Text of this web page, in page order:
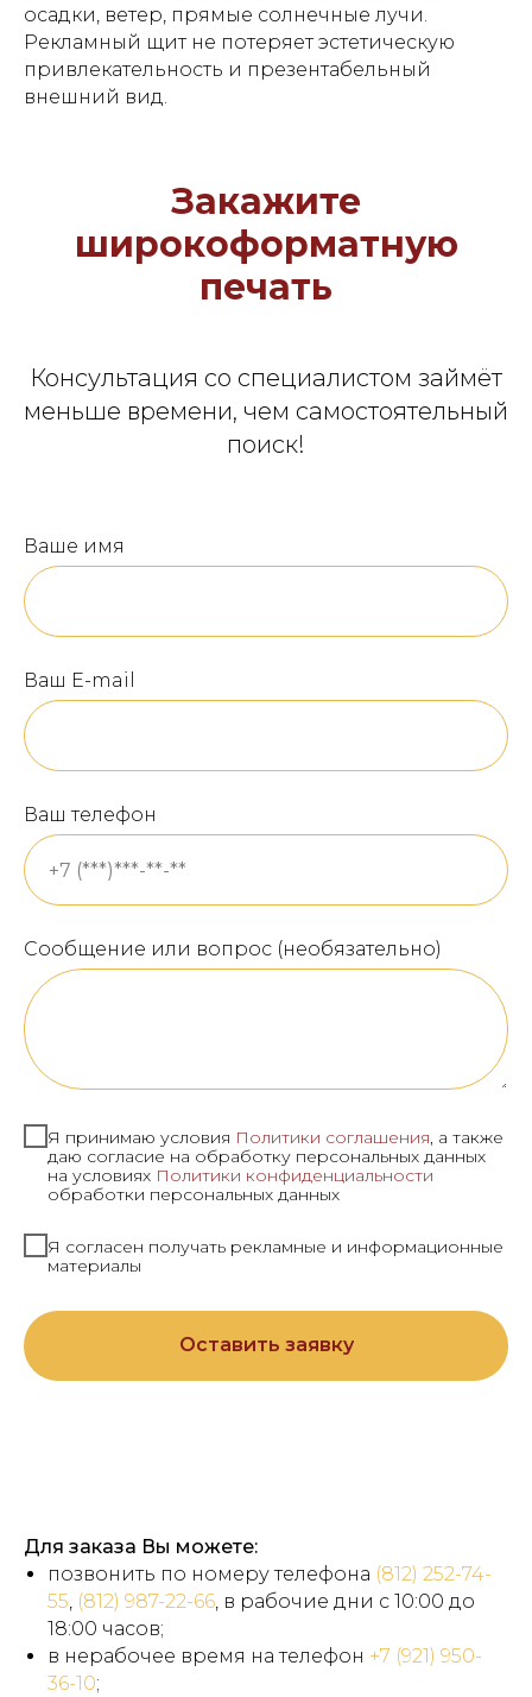
осадки, ветер, прямые солнечные лучи.
Рекламный щит не потеряет эстетическую
привлекательность и презентабельный
внешний вид.
Закажите
широкоформатную
печать
Консультация со специалистом займёт
меньше времени, чем самостоятельный
поиск!
Ваше имя
Ваш E-mail
Ваш телефон
Сообщение или вопрос (необязательно)
Я принимаю условия Политики соглашения, а также
даю согласие на обработку персональных данных
на условиях Политики конфиденциальности
обработки персональных данных
Я согласен получать рекламные и информационные
материалы
Оставить заявку
Для заказа Вы можете:
позвонить по номеру телефона (812) 252-74-
55, (812) 987-22-66, в рабочие дни с 10:00 до
18:00 часов;
в нерабочее время на телефон +7 (921) 950-
36-10;